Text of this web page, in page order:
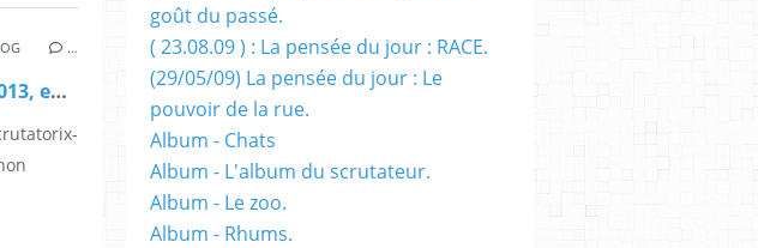
…
Le sujet probable du bac 2013, en math, section S.
goût du passé.
( 23.08.09 ) : La pensée du jour : RACE.
(29/05/09) La pensée du jour : Le
pouvoir de la rue.
Album - Chats
Album - L'album du scrutateur.
Album - Le zoo.
Album - Rhums.